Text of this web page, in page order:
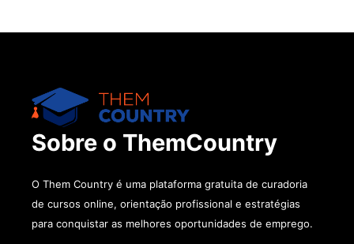
Sobre o ThemCountry
O Them Country é uma plataforma gratuita de curadoria
de cursos online, orientação profissional e estratégias
para conquistar as melhores oportunidades de emprego.